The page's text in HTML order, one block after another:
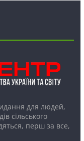
для людей,
сільського
перш за все,